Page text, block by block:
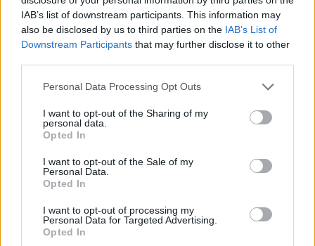
IAB’s list of downstream participants. This information may
also be disclosed by us to third parties on the IAB’s List of
Downstream Participants that may further disclose it to other
Personal Data Processing Opt Outs
I want to opt-out of the Sharing of my
personal data.
Opted In
I want to opt-out of the Sale of my
Personal Data.
Opted In
I want to opt-out of processing my
Personal Data for Targeted Advertising.
Opted In
03/08/2026 - 09:22
ΧΡΗΣΤΙΚΑ